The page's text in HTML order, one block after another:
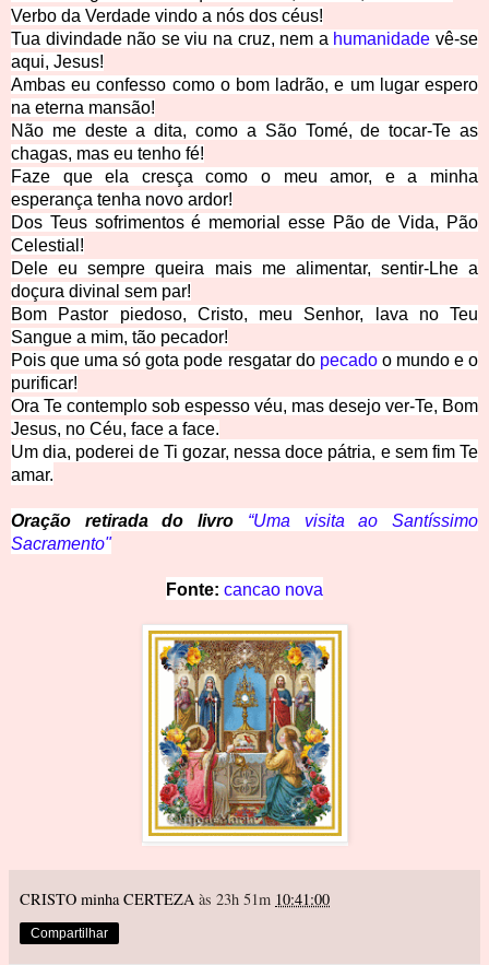
Verbo da Verdade vindo a nós dos céus!
Tua divindade não se viu na cruz, nem a humanidade vê-se
aqui, Jesus!
Ambas eu confesso como o bom ladrão, e um lugar espero
na eterna mansão!
Não me deste a dita, como a São Tomé, de tocar-­Te as
chagas, mas eu tenho fé!
Faze que ela cresça como o meu amor, e a minha
esperança tenha novo ardor!
Dos Teus sofrimentos é memorial esse Pão de Vida, Pão
Celestial!
Dele eu sempre queira mais me alimentar, sentir-­Lhe a
doçura divinal sem par!
Bom Pastor piedoso, Cristo, meu Senhor, lava no Teu
Sangue a mim, tão pecador!
Pois que uma só gota pode resgatar do pecado o mundo e o
purificar!
Ora Te contemplo sob espesso véu, mas desejo ver-­Te, Bom
Jesus, no Céu, face a face.
Um dia, poderei de Ti gozar, nessa doce pátria, e sem fim Te
amar.
Oração retirada do livro
“Uma visita ao Santíssimo
Sacramento"
Fonte: cancao nova
CRISTO minha CERTEZA às 23h 51m 10:41:00
Compartilhar